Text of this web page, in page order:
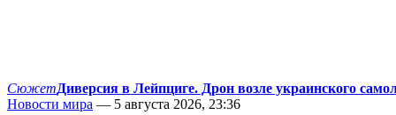
СюжетДиверсия в Лейпциге. Дрон возле украинского
Новости мира — 5 августа 2026, 23:36